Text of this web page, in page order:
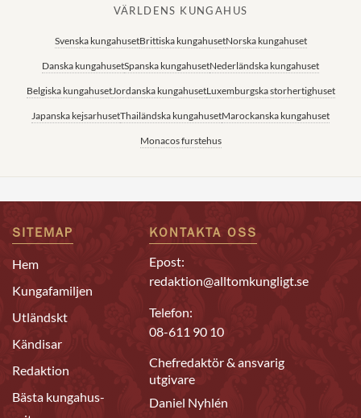
VÄRLDENS KUNGAHUS
Svenska kungahusetBrittiska kungahusetNorska kungahuset
Danska kungahusetSpanska kungahusetNederländska kungahuset
Belgiska kungahusetJordanska kungahusetLuxemburgska storhertighuset
Japanska kejsarhusetThailändska kungahusetMarockanska kungahuset
Monacos furstehus
SITEMAP
Hem
Kungafamiljen
Utländskt
Kändisar
Redaktion
Bästa kungahus-
KONTAKTA OSS
Epost:
redaktion@alltomkungligt.se
Telefon:
08-611 90 10
Chefredaktör & ansvarig
utgivare
Daniel Nyhlén